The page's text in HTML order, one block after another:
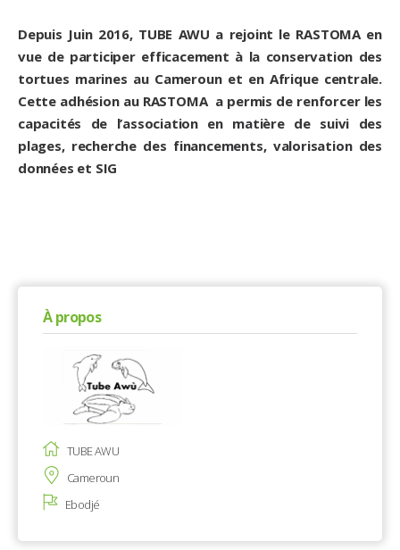
Depuis Juin 2016, TUBE AWU a rejoint le RASTOMA en
vue de participer efficacement à la conservation des
tortues marines au Cameroun et en Afrique centrale.
Cette adhésion au RASTOMA a permis de renforcer les
capacités de l’association en matière de suivi des
plages, recherche des financements, valorisation des
données et SIG
À propos
TUBE AWU
Cameroun
Ebodjé